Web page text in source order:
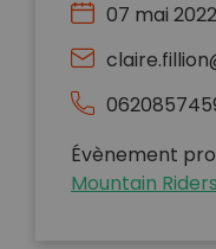
07 mai
Évènement
Mountain